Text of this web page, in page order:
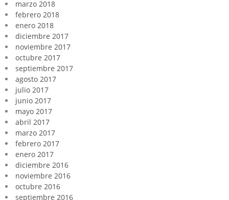
marzo 2018
febrero 2018
enero 2018
diciembre 2017
noviembre 2017
octubre 2017
septiembre 2017
agosto 2017
julio 2017
junio 2017
mayo 2017
abril 2017
marzo 2017
febrero 2017
enero 2017
diciembre 2016
noviembre 2016
octubre 2016
septiembre 2016